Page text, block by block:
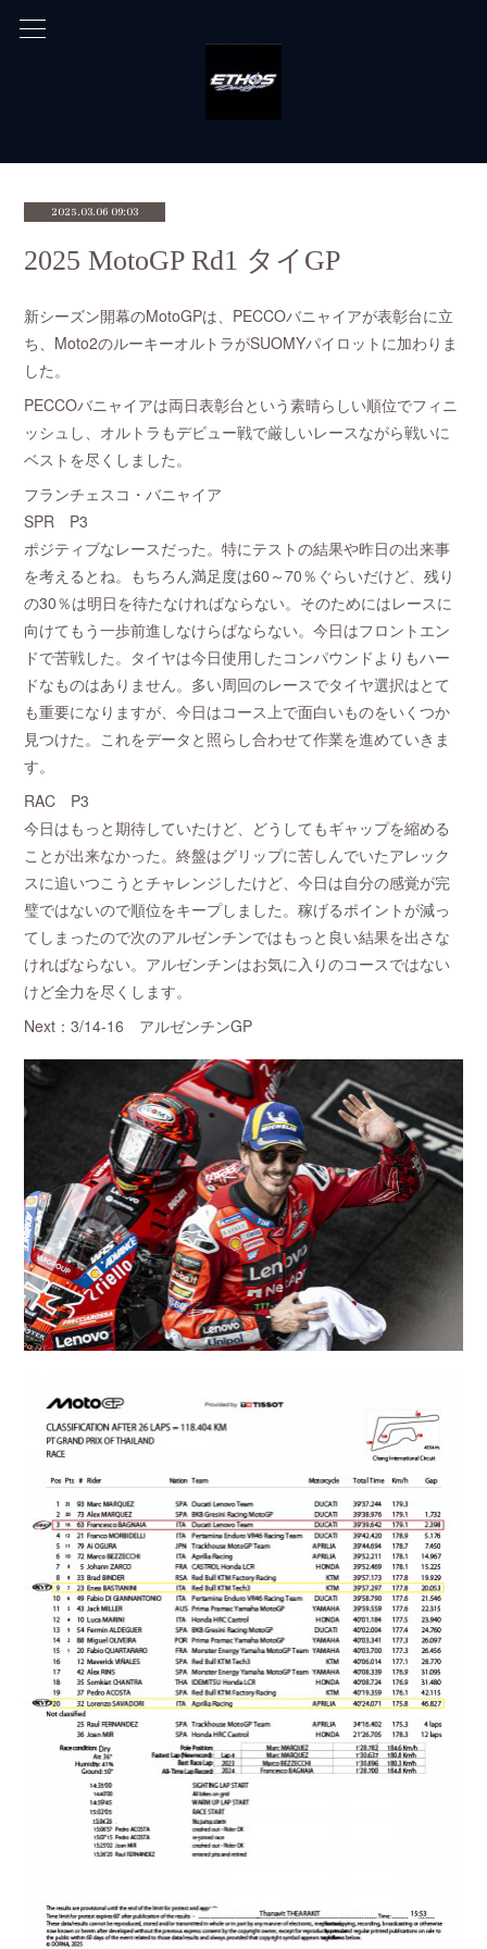
2025.03.06 09:03
2025 MotoGP Rd1 タイGP
新シーズン開幕のMotoGPは、PECCOバニャイアが表彰台に立
ち、Moto2のルーキーオルトラがSUOMYパイロットに加わりま
した。
PECCOバニャイアは両日表彰台という素晴らしい順位でフィニ
ッシュし、オルトラもデビュー戦で厳しいレースながら戦いに
ベストを尽くしました。
フランチェスコ・バニャイア
SPR P3
ポジティブなレースだった。特にテストの結果や昨日の出来事
を考えるとね。もちろん満足度は60～70％ぐらいだけど、残り
の30％は明日を待たなければならない。そのためにはレースに
向けてもう一歩前進しなけらばならない。今日はフロントエン
ドで苦戦した。タイヤは今日使用したコンパウンドよりもハー
ドなものはありません。多い周回のレースでタイヤ選択はとて
も重要になりますが、今日はコース上で面白いものをいくつか
見つけた。これをデータと照らし合わせて作業を進めていきま
す。
RAC P3
今日はもっと期待していたけど、どうしてもギャップを縮める
ことが出来なかった。終盤はグリップに苦しんでいたアレック
スに追いつこうとチャレンジしたけど、今日は自分の感覚が完
璧ではないので順位をキープしました。稼げるポイントが減っ
てしまったので次のアルゼンチンではもっと良い結果を出さな
ければならない。アルゼンチンはお気に入りのコースではない
けど全力を尽くします。
Next：3/14-16 アルゼンチンGP